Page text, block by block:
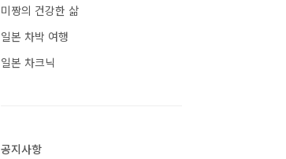
미짱의 건강한 삶
일본 차박 여행
일본 차크닉
공지사항